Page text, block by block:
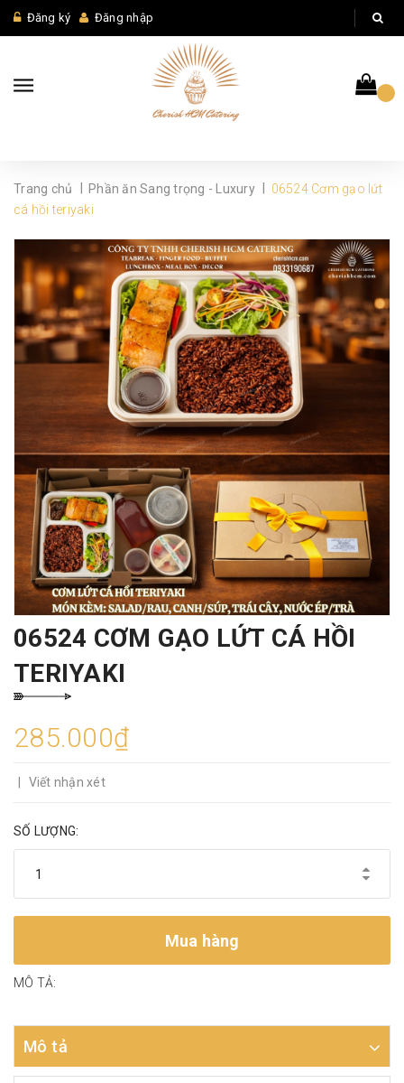
Đăng ký Đăng nhập
Trang chủ Phần ăn Sang trọng - Luxury
06524 Cơm gạo lứt
cá hồi teriyaki
06524 CƠM GẠO LỨT CÁ HỒI
TERIYAKI
285.000₫
Viết nhận xét
SỐ LƯỢNG:
Mua hàng
MÔ TẢ:
Mô tả